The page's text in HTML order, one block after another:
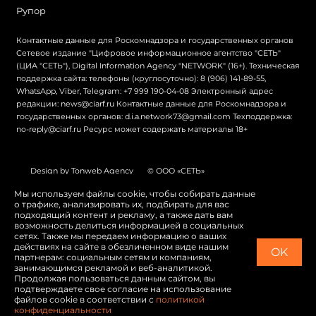
Рупор
Контактные данные для Роскомнадзора и государственных органов
Сетевое издание "Цифровое информационное агентство "СЕТЬ"
(ЦИА "СЕТЬ"), Digital Information Agency "NETWORK" (16+). Техническая
поддержка сайта: телефоны (круглосуточно): 8 (906) 141-89-55,
WhatsApp, Viber, Telegram: +7 999 190-04-08 Электронный адрес
редакции: news@ciarf.ru Контактные данные для Роскомнадзора и
государственных органов: d.i.a.network73@gmail.com Техподдержка:
no-reply@ciarf.ru Ресурс может содержать материалы 18+
Design by Tonweb Agency © ООО «СЕТЬ»
Политика конфиденциальности Карта сайта
Switch to English
Мы используем файлы cookie, чтобы собирать данные
о трафике, анализировать их, подбирать для вас
подходящий контент и рекламу, а также дать вам
возможность делиться информацией в социальных
сетях. Также мы передаем информацию о ваших
действиях на сайте в обезличенном виде нашим
партнерам: социальным сетям и компаниям,
занимающимся рекламой и веб-аналитикой.
Продолжая пользоваться данным сайтом, вы
подтверждаете свое согласие на использование
файлов cookie в соответствии с политикой
конфиденциальности
OK